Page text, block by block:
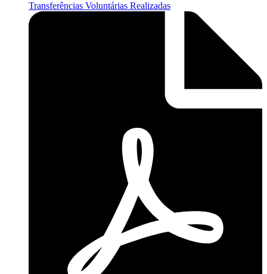
Transferências Voluntárias Realizadas